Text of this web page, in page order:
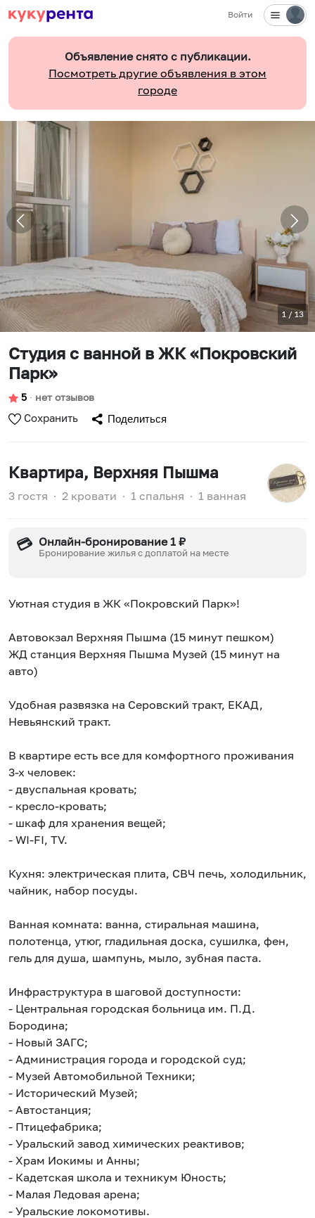
Войти
Объявление снято с публикации.
Посмотреть другие объявления в этом
городе
1 / 13
Cтудия с ванной в ЖК «Покровский
Парк»
5 ∙ нет отзывов
Сохранить Поделиться
Квартира, Верхняя Пышма
3 гостя ∙ 2 кровати ∙ 1 спальня ∙ 1 ванная
💳 Онлайн-бронирование 1 ₽
Бронирование жилья с доплатой на месте
Уютная студия в ЖК «Покровский Парк»!
Автовокзал Верхняя Пышма (15 минут пешком)
ЖД станция Верхняя Пышма Музей (15 минут на
авто)
Удобная развязка на Серовский тракт, ЕКАД,
Невьянский тракт.
В квартире есть все для комфортного проживания
3-х человек:
- двуспальная кровать;
- кресло-кровать;
- шкаф для хранения вещей;
- WI-FI, TV.
Кухня: электрическая плита, СВЧ печь, холодильник,
чайник, набор посуды.
Ванная комната: ванна, стиральная машина,
полотенца, утюг, гладильная доска, сушилка, фен,
гель для душа, шампунь, мыло, зубная паста.
Инфраструктура в шаговой доступности:
- Центральная городская больница им. П.Д.
Бородина;
- Новый ЗАГС;
- Администрация города и городской суд;
- Музей Автомобильной Техники;
- Исторический Музей;
- Автостанция;
- Птицефабрика;
- Уральский завод химических реактивов;
- Храм Иокимы и Анны;
- Кадетская школа и техникум Юность;
- Малая Ледовая арена;
- Уральские локомотивы.